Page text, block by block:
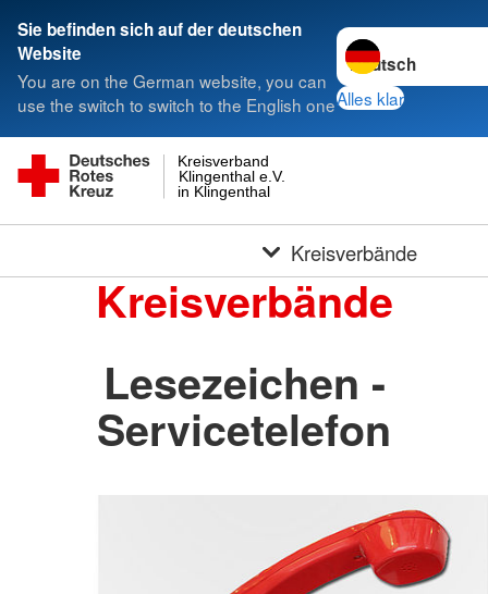
Sie befinden sich auf der deutschen
Website
You are on the German website, you can
use the switch to switch to the English one
Sprache wechseln
Alles klar
in Klingenthal
Klingenthal e.V.
Kreisverband
Kreisverbände
Kreisverbände
Lesezeichen -
Servicetelefon